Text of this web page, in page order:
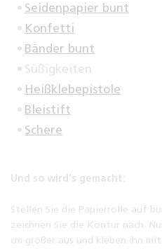
Seidenpapier bunt
Konfetti
Bänder bunt
Süßigkeiten
Heißklebepistole
Bleistift
Schere
Und so wird’s gemacht:
Stellen Sie die Papierrolle auf
zeichnen Sie die Kontur nach.
cm größer aus und kleben ihn